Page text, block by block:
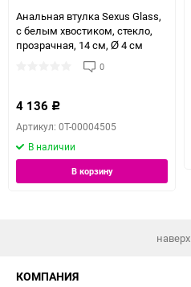
Анальная втулка Sexus Glass,
с белым хвостиком, стекло,
прозрачная, 14 см, Ø 4 см
0
4 136 Р
Артикул: 0T-00004505
В наличии
В корзину
наверх
КОМПАНИЯ